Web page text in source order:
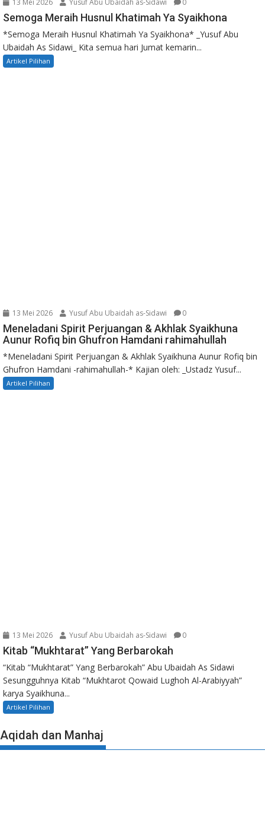
Semoga Meraih Husnul Khatimah Ya Syaikhona
*Semoga Meraih Husnul Khatimah Ya Syaikhona* _Yusuf Abu
Ubaidah As Sidawi_ Kita semua hari Jumat kemarin...
Artikel Pilihan
13 Mei 2026 Yusuf Abu Ubaidah as-Sidawi 0
Meneladani Spirit Perjuangan & Akhlak Syaikhuna
Aunur Rofiq bin Ghufron Hamdani rahimahullah
*Meneladani Spirit Perjuangan & Akhlak Syaikhuna Aunur Rofiq bin
Ghufron Hamdani -rahimahullah-* Kajian oleh: _Ustadz Yusuf...
Artikel Pilihan
13 Mei 2026 Yusuf Abu Ubaidah as-Sidawi 0
Kitab “Mukhtarat” Yang Berbarokah
“Kitab “Mukhtarat” Yang Berbarokah” Abu Ubaidah As Sidawi
Sesungguhnya Kitab “Mukhtarot Qowaid Lughoh Al-Arabiyyah”
karya Syaikhuna...
Artikel Pilihan
Aqidah dan Manhaj